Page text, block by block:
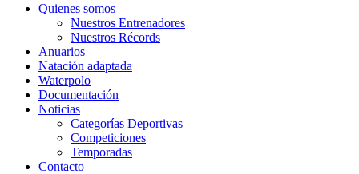
Quienes somos
Nuestros Entrenadores
Nuestros Récords
Anuarios
Natación adaptada
Waterpolo
Documentación
Noticias
Categorías Deportivas
Competiciones
Temporadas
Contacto